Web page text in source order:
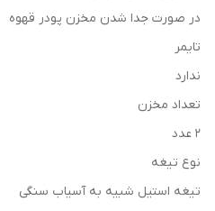
در صورت جدا شدن مخزن پودر قهوه
تایمر
ندارد
تعداد مخزن
2 عدد
نوع تیغه
تیغه استیل شبیه به آسیاب سنگی